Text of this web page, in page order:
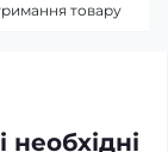
товару